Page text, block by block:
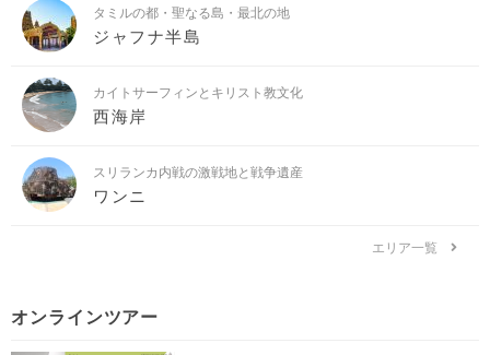
タミルの都・聖なる島・最北の地
ジャフナ半島
カイトサーフィンとキリスト教文化
西海岸
スリランカ内戦の激戦地と戦争遺産
ワンニ
エリア一覧
オンラインツアー